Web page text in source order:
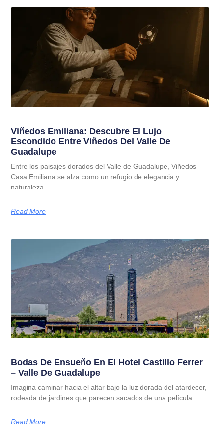
Viñedos Emiliana: Descubre El Lujo
Escondido Entre Viñedos Del Valle De
Guadalupe
Entre los paisajes dorados del Valle de Guadalupe, Viñedos
Casa Emiliana se alza como un refugio de elegancia y
naturaleza.
Read More
Bodas De Ensueño En El Hotel Castillo Ferrer
– Valle De Guadalupe
Imagina caminar hacia el altar bajo la luz dorada del atardecer,
rodeada de jardines que parecen sacados de una película
Read More